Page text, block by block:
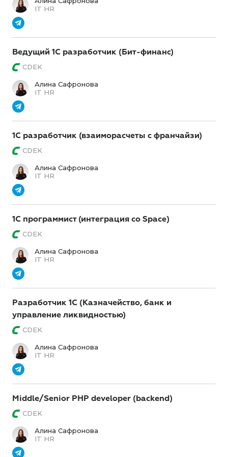
IT HR
Ведущий 1С разработчик (Бит-финанс)
CDEK
Алина Сафронова
IT HR
1С разработчик (взаиморасчеты с франчайзи)
CDEK
Алина Сафронова
IT HR
1С программист (интеграция со Space)
CDEK
Алина Сафронова
IT HR
Разработчик 1С (Казначейство, банк и
управление ликвидностью)
CDEK
Алина Сафронова
IT HR
Middle/Senior PHP developer (backend)
CDEK
Алина Сафронова
IT HR